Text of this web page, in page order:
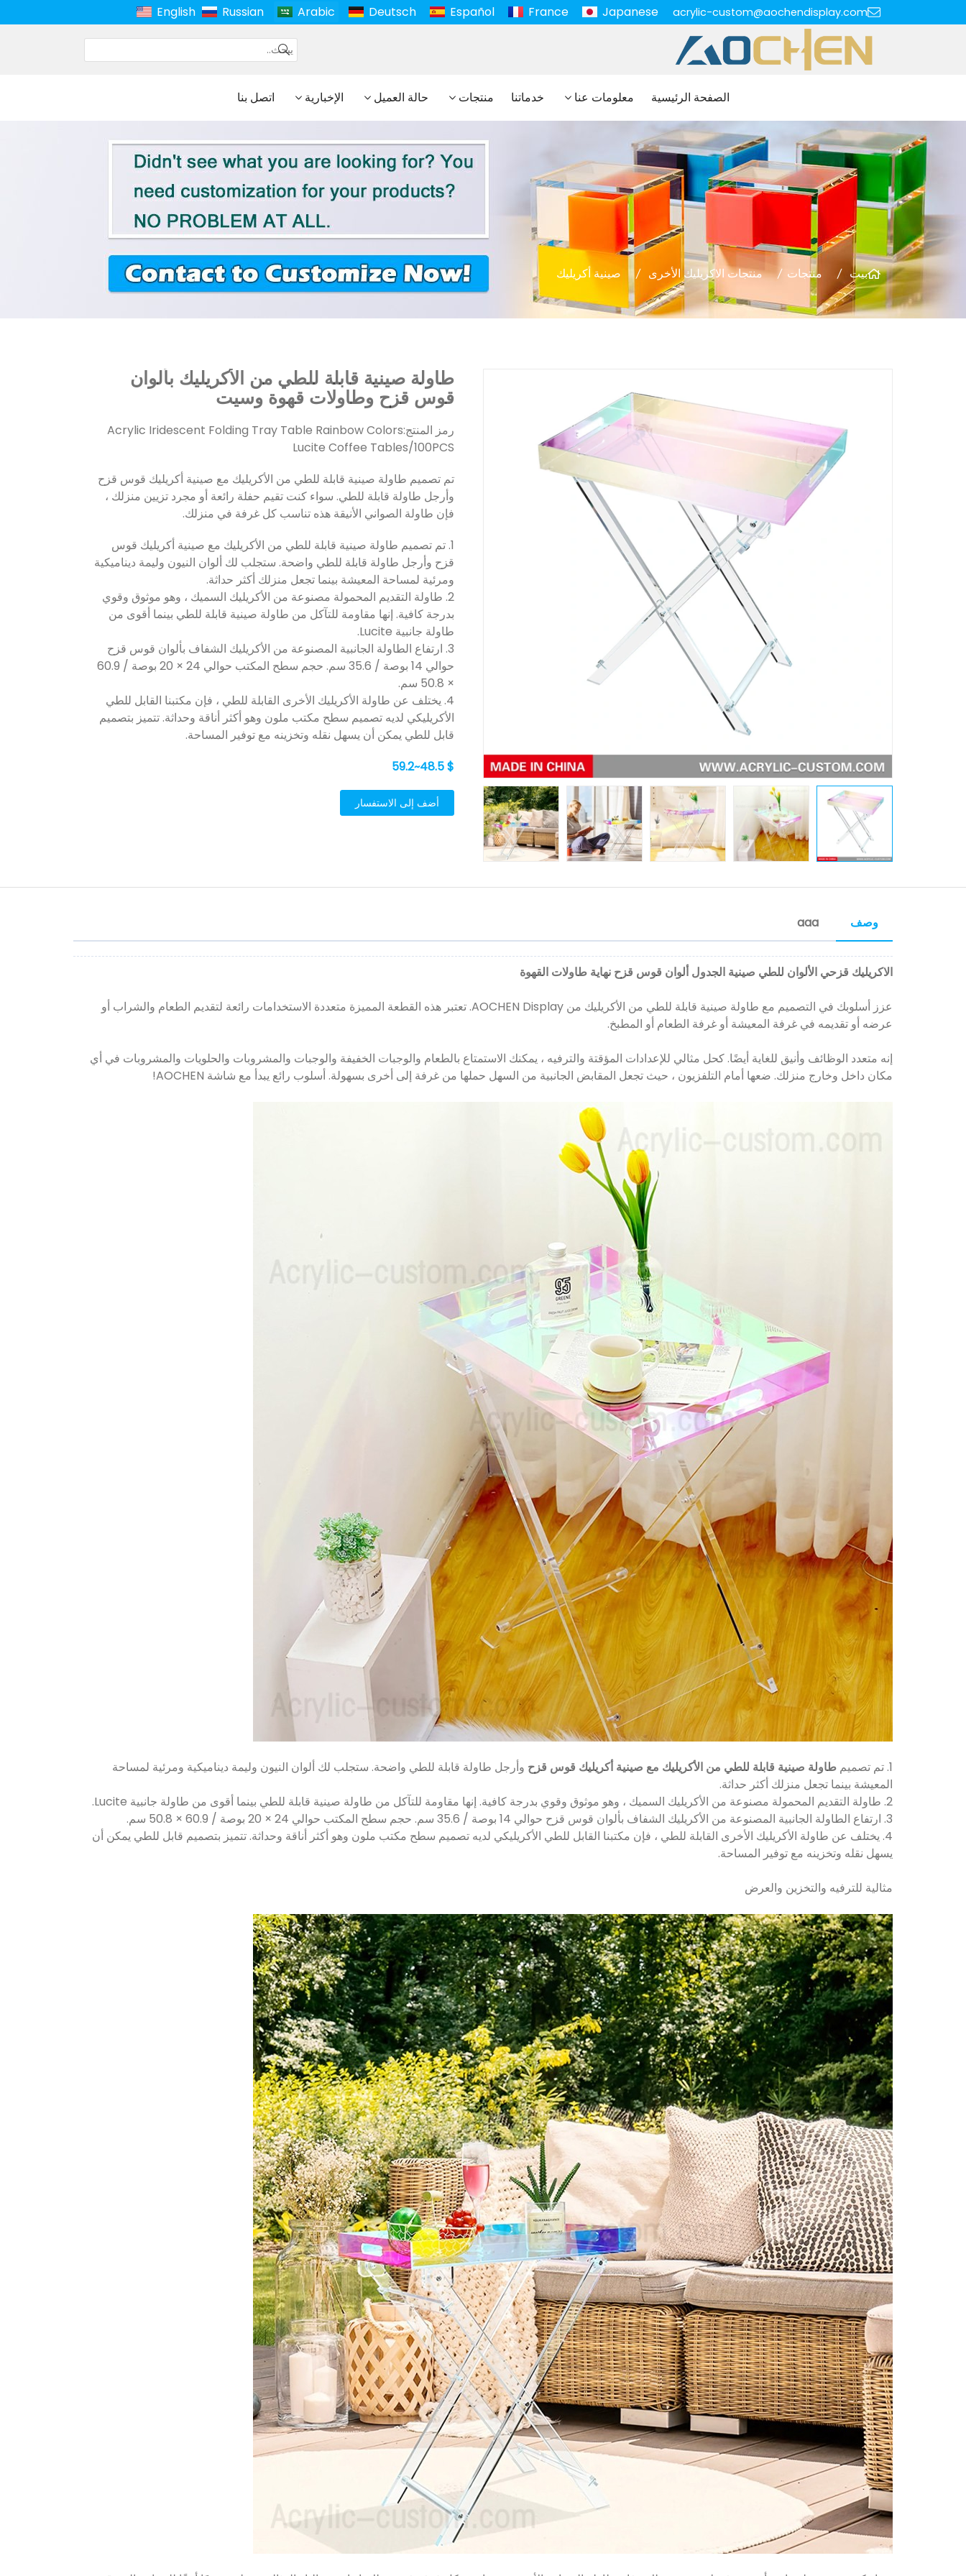
acrylic-custom@aochendisplay.com
English Russian Arabic Deutsch Español France Japanese
الصفحة الرئيسية معلومات عنا خدماتنا منتجات حالة العميل الإخبارية اتصل بنا
بيت منتجات منتجات الاكريليك الأخرى صينية أكريليك
طاولة صينية قابلة للطي من الأكريليك بألوان
قوس قزح وطاولات قهوة وسيت
رمز المنتج:Acrylic Iridescent Folding Tray Table Rainbow Colors
Lucite Coffee Tables/100PCS
تم تصميم طاولة صينية قابلة للطي من الأكريليك مع صينية أكريليك قوس قزح
وأرجل طاولة قابلة للطي. سواء كنت تقيم حفلة رائعة أو مجرد تزيين منزلك ،
فإن طاولة الصواني الأنيقة هذه تناسب كل غرفة في منزلك.
1. تم تصميم طاولة صينية قابلة للطي من الأكريليك مع صينية أكريليك قوس
قزح وأرجل طاولة قابلة للطي واضحة. ستجلب لك ألوان النيون وليمة ديناميكية
ومرئية لمساحة المعيشة بينما تجعل منزلك أكثر حداثة.
2. طاولة التقديم المحمولة مصنوعة من الأكريليك السميك ، وهو موثوق وقوي
بدرجة كافية. إنها مقاومة للتآكل من طاولة صينية قابلة للطي بينما أقوى من
طاولة جانبية Lucite.
3. ارتفاع الطاولة الجانبية المصنوعة من الأكريليك الشفاف بألوان قوس قزح
حوالي 14 بوصة / 35.6 سم. حجم سطح المكتب حوالي 24 × 20 بوصة / 60.9
× 50.8 سم.
4. يختلف عن طاولة الأكريليك الأخرى القابلة للطي ، فإن مكتبنا القابل للطي
الأكريليكي لديه تصميم سطح مكتب ملون وهو أكثر أناقة وحداثة. تتميز بتصميم
قابل للطي يمكن أن يسهل نقله وتخزينه مع توفير المساحة.
$ 48.5~59.2
أضف إلى الاستفسار
وصف aaa
الاكريليك قزحي الألوان للطي صينية الجدول ألوان قوس قزح نهاية طاولات القهوة
عزز أسلوبك في التصميم مع طاولة صينية قابلة للطي من الأكريليك من AOCHEN Display. تعتبر هذه القطعة المميزة متعددة الاستخدامات رائعة لتقديم الطعام والشراب أو
عرضه أو تقديمه في غرفة المعيشة أو غرفة الطعام أو المطبخ.
إنه متعدد الوظائف وأنيق للغاية أيضًا. كحل مثالي للإعدادات المؤقتة والترفيه ، يمكنك الاستمتاع بالطعام والوجبات الخفيفة والوجبات والمشروبات والحلويات والمشروبات في أي
مكان داخل وخارج منزلك. ضعها أمام التلفزيون ، حيث تجعل المقابض الجانبية من السهل حملها من غرفة إلى أخرى بسهولة. أسلوب رائع يبدأ مع شاشة AOCHEN!
1. تم تصميم طاولة صينية قابلة للطي من الأكريليك مع صينية أكريليك قوس قزح وأرجل طاولة قابلة للطي واضحة. ستجلب لك ألوان النيون وليمة ديناميكية ومرئية لمساحة
المعيشة بينما تجعل منزلك أكثر حداثة.
2. طاولة التقديم المحمولة مصنوعة من الأكريليك السميك ، وهو موثوق وقوي بدرجة كافية. إنها مقاومة للتآكل من طاولة صينية قابلة للطي بينما أقوى من طاولة جانبية Lucite.
3. ارتفاع الطاولة الجانبية المصنوعة من الأكريليك الشفاف بألوان قوس قزح حوالي 14 بوصة / 35.6 سم. حجم سطح المكتب حوالي 24 × 20 بوصة / 60.9 × 50.8 سم.
4. يختلف عن طاولة الأكريليك الأخرى القابلة للطي ، فإن مكتبنا القابل للطي الأكريليكي لديه تصميم سطح مكتب ملون وهو أكثر أناقة وحداثة. تتميز بتصميم قابل للطي يمكن أن
يسهل نقله وتخزينه مع توفير المساحة.
مثالية للترفيه والتخزين والعرض